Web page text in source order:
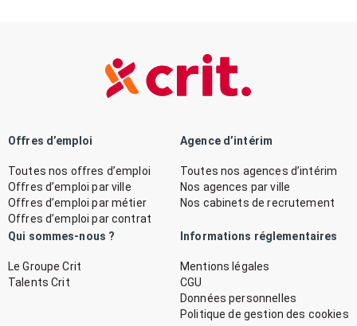
Offres d’emploi
Toutes nos offres d’emploi
Offres d’emploi par ville
Offres d’emploi par métier
Offres d’emploi par contrat
Agence d’intérim
Toutes nos agences d’intérim
Nos agences par ville
Nos cabinets de recrutement
Qui sommes-nous ?
Le Groupe Crit
Talents Crit
Informations réglementaires
Mentions légales
CGU
Données personnelles
Politique de gestion des cookies